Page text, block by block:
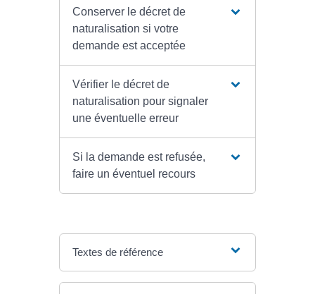
Conserver le décret de
naturalisation si votre
demande est acceptée
Vérifier le décret de
naturalisation pour signaler
une éventuelle erreur
Si la demande est refusée,
faire un éventuel recours
Textes de référence